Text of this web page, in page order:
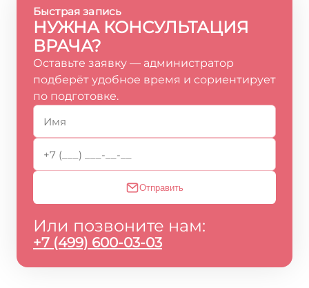
Быстрая запись
НУЖНА КОНСУЛЬТАЦИЯ
ВРАЧА?
Оставьте заявку — администратор
подберёт удобное время и сориентирует
по подготовке.
Отправить
Или позвоните нам:
+7 (499) 600-03-03